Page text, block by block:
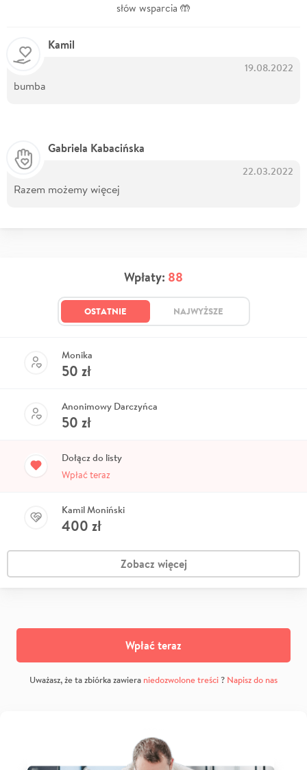
słów wsparcia 🤲
Kamil
19.08.2022
bumba
Gabriela Kabacińska
22.03.2022
Razem możemy więcej
Wpłaty: 88
OSTATNIE NAJWYŻSZE
Monika
50 zł
Anonimowy Darczyńca
50 zł
Dołącz do listy
Wpłać teraz
Kamil Moniński
400 zł
Zobacz więcej
Wpłać teraz
Uważasz, że ta zbiórka zawiera niedozwolone treści? Napisz do nas